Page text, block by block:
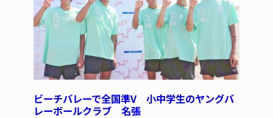
ビーチバレーで全国準V 小中学生のヤングバ
レーボールクラブ 名張